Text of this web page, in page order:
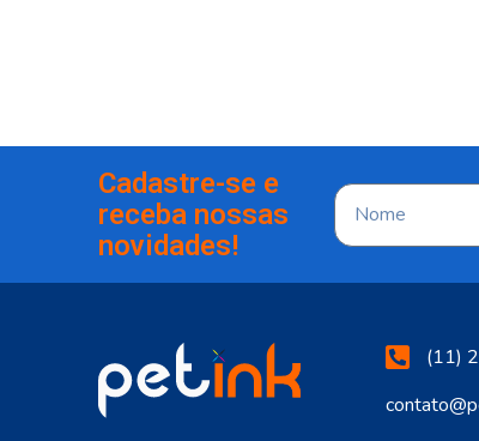
Cadastre-se e
receba nossas
novidades!
(11)